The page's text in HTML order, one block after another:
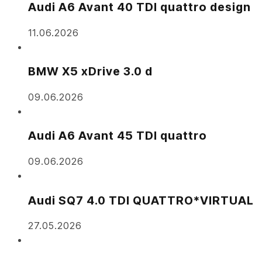
Audi A6 Avant 40 TDI quattro design
11.06.2026
BMW X5 xDrive 3.0 d
09.06.2026
Audi A6 Avant 45 TDI quattro
09.06.2026
Audi SQ7 4.0 TDI QUATTRO*VIRTUAL
27.05.2026